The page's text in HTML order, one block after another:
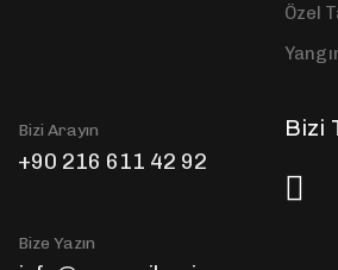
Özel
Bizi Arayın
+90 216 611 42 92
Bize Yazın
Bizi